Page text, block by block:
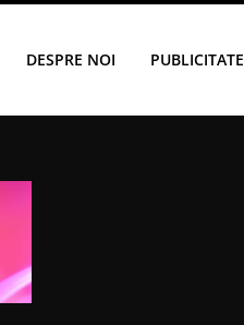
DESPRE NOI PUBLICITATE